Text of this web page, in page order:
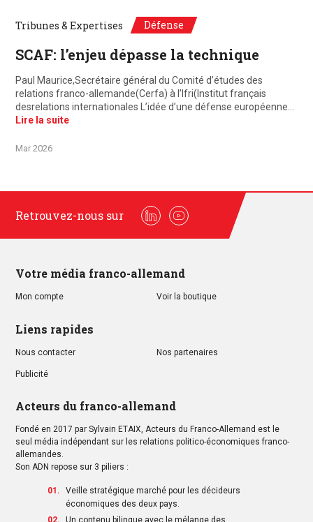
Tribunes & Expertises Défense
SCAF: l’enjeu dépasse la technique
Paul Maurice,Secrétaire général du Comité d’études des
relations franco-allemande(Cerfa) à l’Ifri(Institut français
desrelations internationales L’idée d’une défense européenne…
Lire la suite
Mar 2026
Retrouvez-nous sur
LinkedinYoutube
Votre média franco-allemand
Mon compte Voir la boutique
Liens rapides
Nous contacter Nos partenaires
Publicité
Acteurs du franco-allemand
Fondé en 2017 par Sylvain ETAIX, Acteurs du Franco-Allemand est le
seul média indépendant sur les relations politico-économiques franco-
allemandes.
Son ADN repose sur 3 piliers :
Veille stratégique marché pour les décideurs
économiques des deux pays.
Un contenu bilingue avec le mélange des